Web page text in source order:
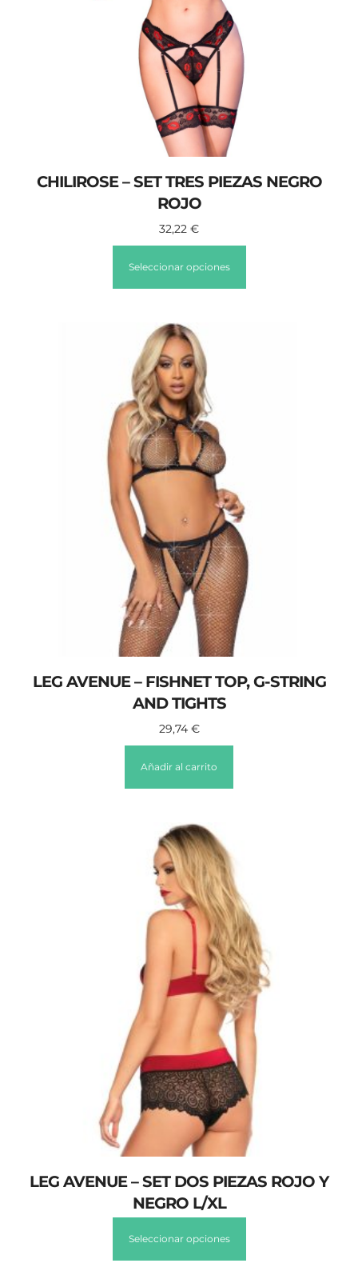
CHILIROSE – SET TRES PIEZAS NEGRO
ROJO
32,22 €
Seleccionar opciones
LEG AVENUE – FISHNET TOP, G-STRING
AND TIGHTS
29,74 €
Añadir al carrito
LEG AVENUE – SET DOS PIEZAS ROJO Y
NEGRO L/XL
Seleccionar opciones